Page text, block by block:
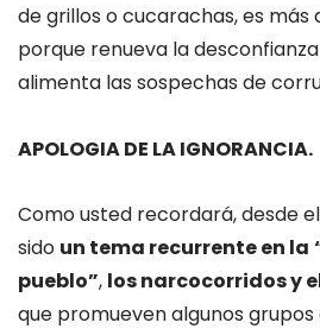
de grillos o cucarachas, es
porque renueva la
alimenta las sospechas de
APOLOGIA DE LA IGNORANCIA.
Como usted recordará, desde
sido un tema recurrente en la
pueblo”, los narcocorridos y
que promueven algunos grupos